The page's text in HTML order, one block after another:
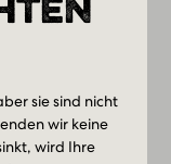
sie sind nicht
wir keine
wird Ihre
IN
WO ER